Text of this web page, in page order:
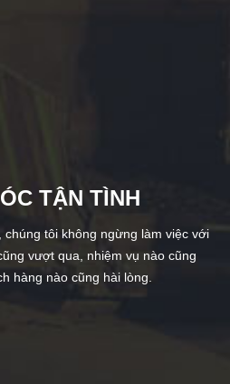
TẬN TÌNH
tôi không ngừng làm việc với
vượt qua, nhiệm vụ nào cũng
hàng nào cũng hài lòng.